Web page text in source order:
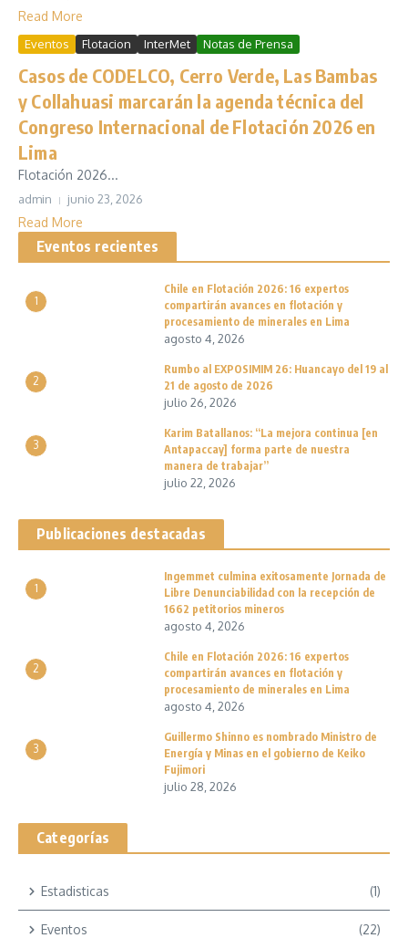
Read More
Eventos Flotacion InterMet Notas de Prensa
Casos de CODELCO, Cerro Verde, Las Bambas
y Collahuasi marcarán la agenda técnica del
Congreso Internacional de Flotación 2026 en
Lima
Flotación 2026...
admin junio 23, 2026
Read More
Eventos recientes
1
Chile en Flotación 2026: 16 expertos
compartirán avances en flotación y
procesamiento de minerales en Lima
agosto 4, 2026
2
Rumbo al EXPOSIMIM 26: Huancayo del 19 al
21 de agosto de 2026
julio 26, 2026
3
Karim Batallanos: “La mejora continua [en
Antapaccay] forma parte de nuestra
manera de trabajar”
julio 22, 2026
Publicaciones destacadas
1
Ingemmet culmina exitosamente Jornada de
Libre Denunciabilidad con la recepción de
1662 petitorios mineros
agosto 4, 2026
2
Chile en Flotación 2026: 16 expertos
compartirán avances en flotación y
procesamiento de minerales en Lima
agosto 4, 2026
3
Guillermo Shinno es nombrado Ministro de
Energía y Minas en el gobierno de Keiko
Fujimori
julio 28, 2026
Categorías
Estadisticas (1)
Eventos (22)